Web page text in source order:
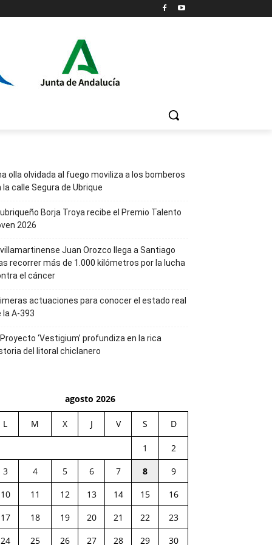
olla olvidada al fuego moviliza a los bomberos
la calle Segura de Ubrique
ubriqueño Borja Troya recibe el Premio Talento
2026
villamartinense Juan Orozco llega a Santiago
recorrer más de 1.000 kilómetros por la lucha
el cáncer
actuaciones para conocer el estado real
la A-393
Proyecto ‘Vestigium’ profundiza en la rica
del litoral chiclanero
agosto 2026
L M X J V S D
1
2
3
4 5 6 7 8
9
10
11 12 13 14 15
16
17
18 19 20 21 22
23
24
25 26 27 28 29
30